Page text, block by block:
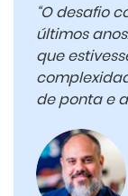
“O desafio
últimos
que
de ponta e